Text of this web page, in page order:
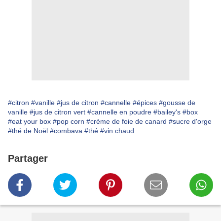
#citron #vanille #jus de citron #cannelle #épices #gousse de
vanille #jus de citron vert #cannelle en poudre #bailey's #box
#eat your box #pop corn #crème de foie de canard #sucre d'orge
#thé de Noël #combava #thé #vin chaud
Partager